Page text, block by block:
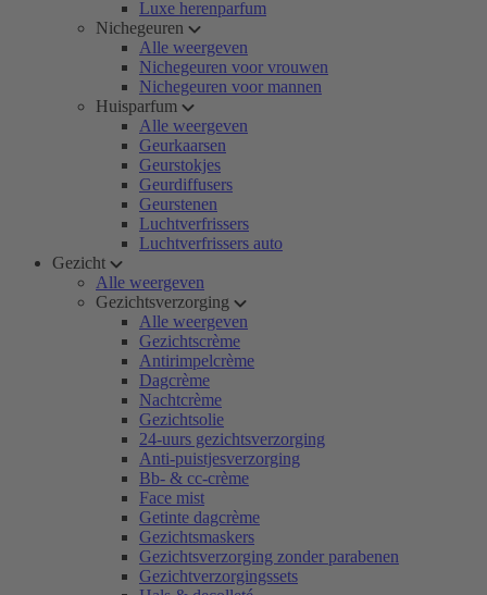
Luxe herenparfum
Nichegeuren
Alle weergeven
Nichegeuren voor vrouwen
Nichegeuren voor mannen
Huisparfum
Alle weergeven
Geurkaarsen
Geurstokjes
Geurdiffusers
Geurstenen
Luchtverfrissers
Luchtverfrissers auto
Gezicht
Alle weergeven
Gezichtsverzorging
Alle weergeven
Gezichtscrème
Antirimpelcrème
Dagcrème
Nachtcrème
Gezichtsolie
24-uurs gezichtsverzorging
Anti-puistjesverzorging
Bb- & cc-crème
Face mist
Getinte dagcrème
Gezichtsmaskers
Gezichtsverzorging zonder parabenen
Gezichtverzorgingssets